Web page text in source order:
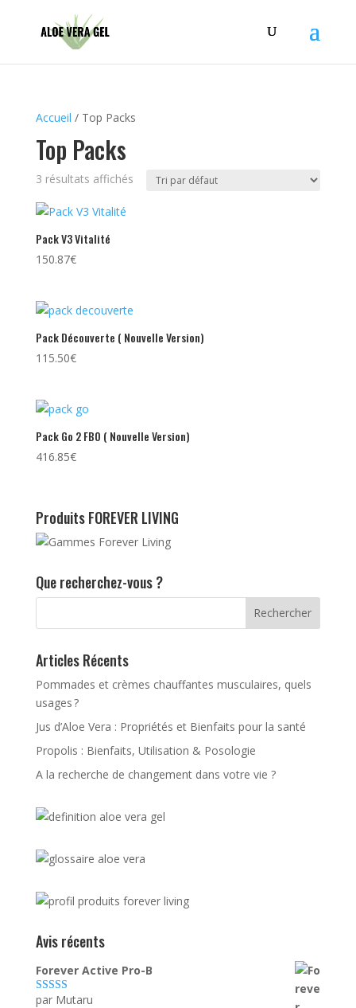
Accueil / Top Packs
Top Packs
3 résultats affichés
Pack V3 Vitalité
150.87€
Pack Découverte ( Nouvelle Version)
115.50€
Pack Go 2 FBO ( Nouvelle Version)
416.85€
Produits FOREVER LIVING
Que recherchez-vous ?
Articles Récents
Pommades et crèmes chauffantes musculaires, quels
usages ?
Jus d’Aloe Vera : Propriétés et Bienfaits pour la santé
Propolis : Bienfaits, Utilisation & Posologie
A la recherche de changement dans votre vie ?
Avis récents
Forever Active Pro-B
Note4sur
par Mutaru